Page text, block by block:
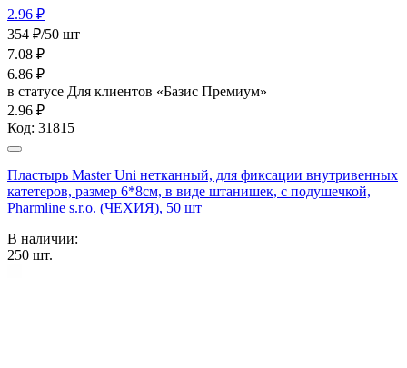
2.96 ₽
354 ₽/50 шт
7.08 ₽
6.86 ₽
в статусе Для клиентов «Базис Премиум»
2.96 ₽
Код: 31815
Пластырь Master Uni нетканный, для фиксации внутривенных
катетеров, размер 6*8см, в виде штанишек, с подушечкой,
Pharmline s.r.o. (ЧЕХИЯ), 50 шт
В наличии:
250 шт.